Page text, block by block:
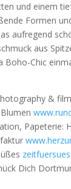
und einem
Formen
aufregend
aus
Boho-Chic
& film
Papeterie:
Dich